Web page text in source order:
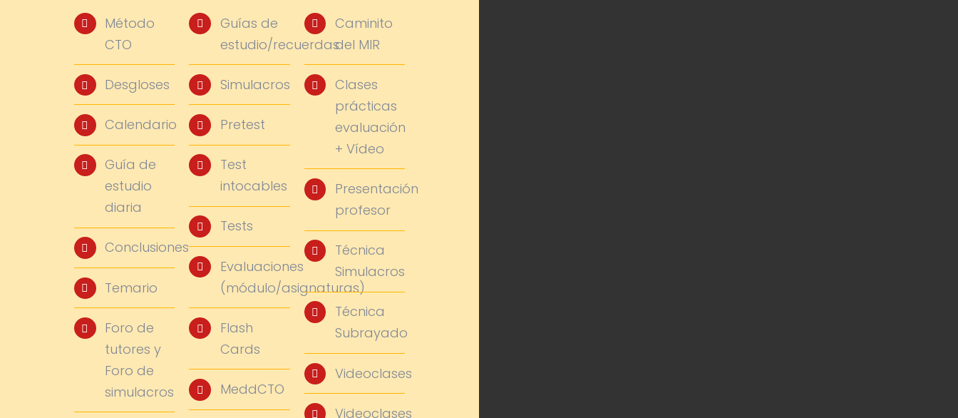
Método
CTO
Desgloses
Calendario
Guía de
estudio
diaria
Conclusiones
Temario
Foro de
tutores y
Foro de
simulacros
Guías de
estudio/recuerdas
Simulacros
Pretest
Test
intocables
Tests
Evaluaciones
(módulo/asignaturas)
Flash
Cards
MeddCTO
Caminito
del MIR
Clases
prácticas
evaluación
+ Vídeo
Presentación
profesor
Técnica
Simulacros
Técnica
Subrayado
Videoclases
Videoclases